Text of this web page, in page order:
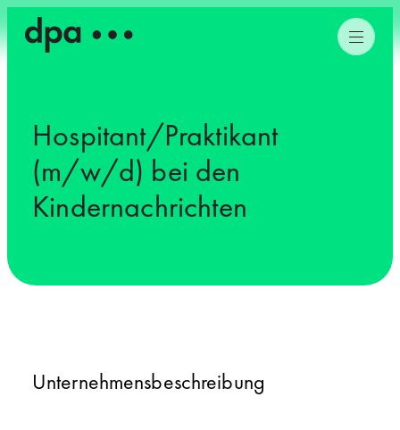
Hospitant/Praktikant
(m/w/d) bei den
Kindernachrichten
Unternehmensbeschreibung